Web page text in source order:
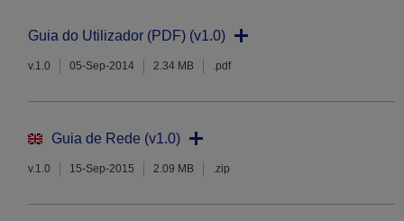
Guia do Utilizador (PDF) (v1.0)
v.1.0 05-Sep-2014 2.34 MB .pdf
Guia de Rede (v1.0)
v.1.0 15-Sep-2015 2.09 MB .zip